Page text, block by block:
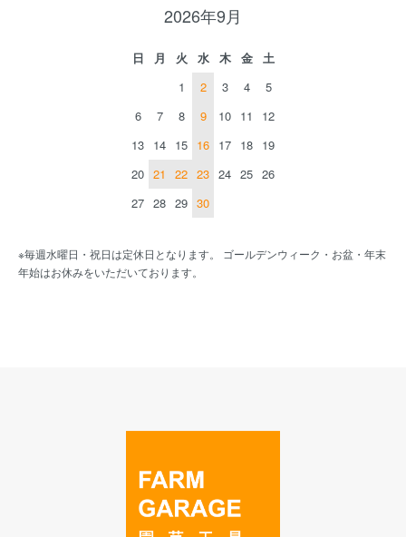
2026年9月
日 月 火 水 木 金
土
1
2 3 4
5
6
7 8 9 10 11
12
13 14 15 16 17 18 19
20 21 22 23 24 25 26
27 28 29 30
※毎週水曜日・祝日は定休日となります。 ゴールデンウィーク・お盆・年末
年始はお休みをいただいております。